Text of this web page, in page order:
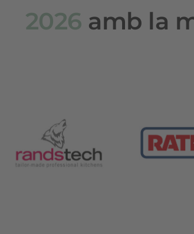
2026 amb la